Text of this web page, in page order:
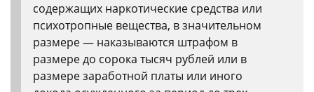
содержащих наркотические средства или
психотропные вещества, в значительном
размере — наказываются штрафом в
размере до сорока тысяч рублей или в
размере заработной платы или иного